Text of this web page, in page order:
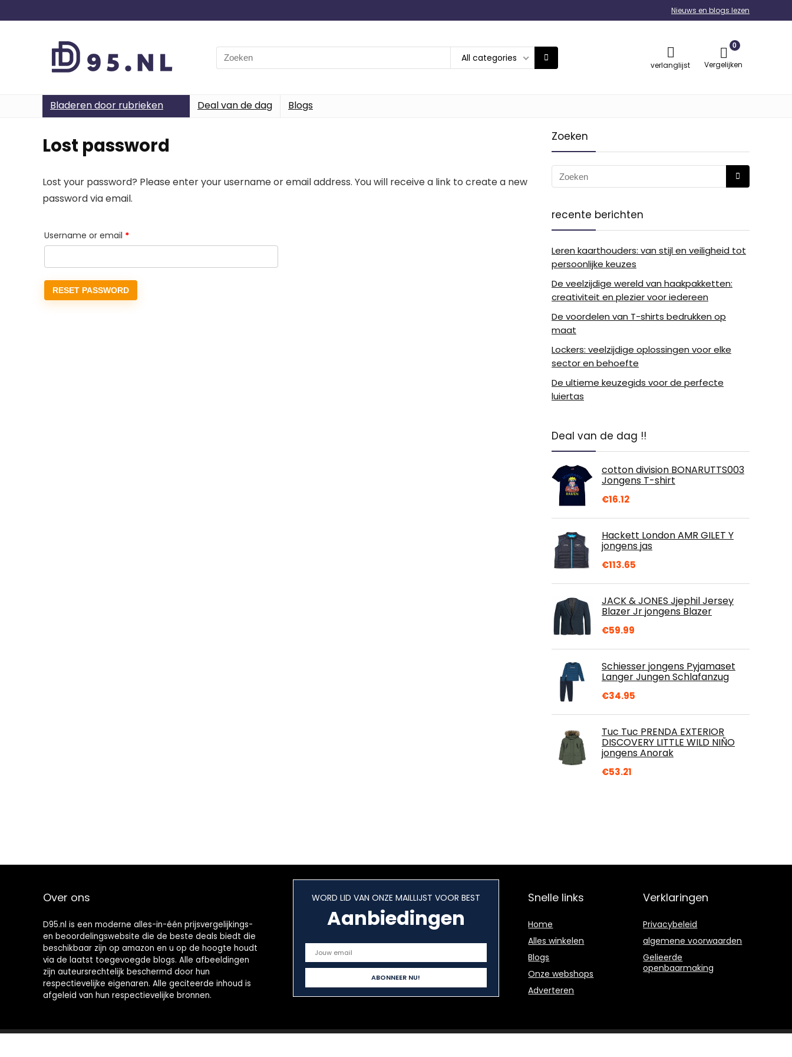
Nieuws en blogs lezen
Search
for:
All categories
verlanglijst
0
Vergelijken
Bladeren door rubrieken Deal van de dag Blogs
Lost password
Lost your password? Please enter your username or email address. You will receive a link to create a new
password via email.
Username or email *Required
RESET PASSWORD
Zoeken
recente berichten
Leren kaarthouders: van stijl en veiligheid tot
persoonlijke keuzes
De veelzijdige wereld van haakpakketten:
creativiteit en plezier voor iedereen
De voordelen van T-shirts bedrukken op
maat
Lockers: veelzijdige oplossingen voor elke
sector en behoefte
De ultieme keuzegids voor de perfecte
luiertas
Deal van de dag !!
cotton division BONARUTTS003
Jongens T-shirt
€16.12
Hackett London AMR GILET Y
jongens jas
€113.65
JACK & JONES Jjephil Jersey
Blazer Jr jongens Blazer
€59.99
Schiesser jongens Pyjamaset
Langer Jungen Schlafanzug
€34.95
Tuc Tuc PRENDA EXTERIOR
DISCOVERY LITTLE WILD NIÑO
jongens Anorak
€53.21
Over ons
D95.nl is een moderne alles-in-één prijsvergelijkings-
en beoordelingswebsite die de beste deals biedt die
beschikbaar zijn op amazon en u op de hoogte houdt
via de laatst toegevoegde blogs. Alle afbeeldingen
zijn auteursrechtelijk beschermd door hun
respectievelijke eigenaren. Alle geciteerde inhoud is
afgeleid van hun respectievelijke bronnen.
WORD LID VAN ONZE MAILLIJST VOOR BEST
Aanbiedingen
Snelle links
Home
Alles winkelen
Blogs
Onze webshops
Adverteren
Verklaringen
Privacybeleid
algemene voorwaarden
Gelieerde
openbaarmaking